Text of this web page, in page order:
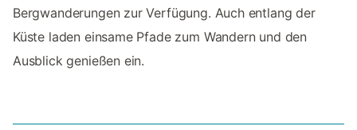
Bergwanderungen zur Verfügung. Auch entlang der
Küste laden einsame Pfade zum Wandern und den
Ausblick genießen ein.